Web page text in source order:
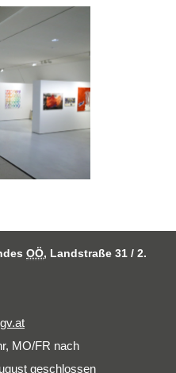
OÖ, Landstraße 31 / 2.
MO/FR nach
geschlossen